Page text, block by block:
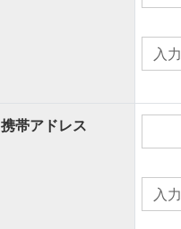
携帯アドレス